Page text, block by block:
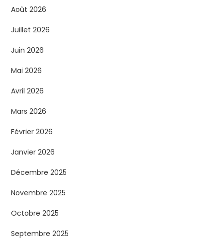
Août 2026
Juillet 2026
Juin 2026
Mai 2026
Avril 2026
Mars 2026
Février 2026
Janvier 2026
Décembre 2025
Novembre 2025
Octobre 2025
Septembre 2025